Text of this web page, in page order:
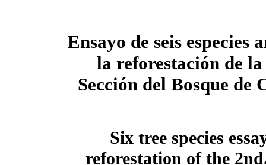
Ensayo de seis especies
la reforestación de la
Sección del Bosque de
Six tree species
reforestation of the